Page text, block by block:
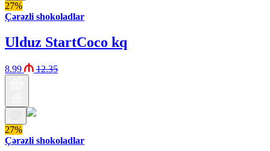
27%
Çərəzli shokoladlar
Ulduz StartCoco kq
8.99 12.35
27%
Çərəzli shokoladlar